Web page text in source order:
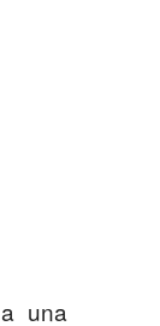
una